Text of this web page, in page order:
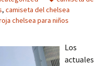
, camiseta del chelsea
chelsea para niños
Los
actuales